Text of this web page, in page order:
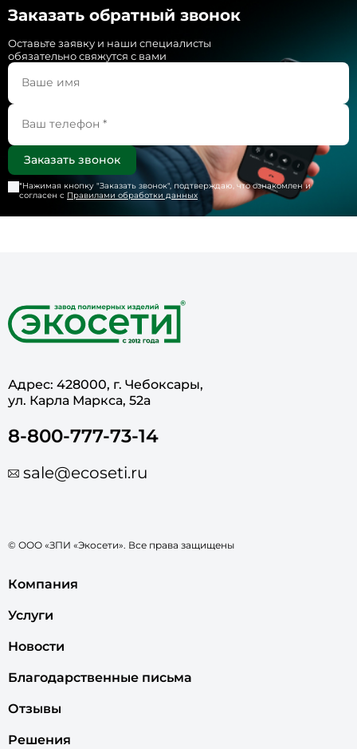
Заказать обратный звонок
Оставьте заявку и наши специалисты
обязательно свяжутся с вами
*Нажимая кнопку "Заказать звонок", подтверждаю, что ознакомлен и
согласен с Правилами обработки данных
Адрес: 428000, г. Чебоксары,
ул. Карла Маркса, 52а
8-800-777-73-14
sale@ecoseti.ru
© ООО «ЗПИ «Экосети». Все права защищены
Компания
Услуги
Новости
Благодарственные письма
Отзывы
Решения